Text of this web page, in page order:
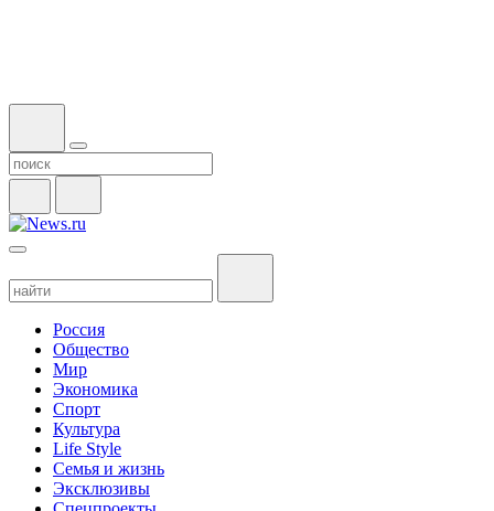
Россия
Общество
Мир
Экономика
Спорт
Культура
Life Style
Семья и жизнь
Эксклюзивы